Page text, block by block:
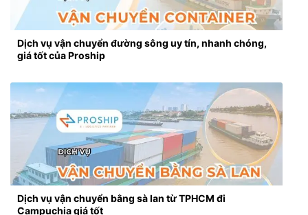
Dịch vụ vận chuyển đường sông uy tín, nhanh chóng,
giá tốt của Proship
Dịch vụ vận chuyển bằng sà lan từ TPHCM đi
Campuchia giá tốt